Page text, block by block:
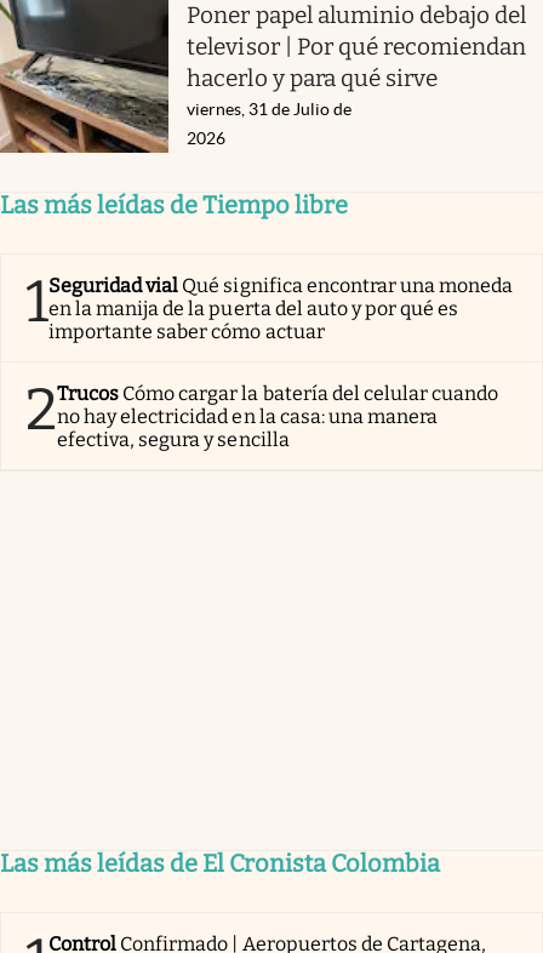
Poner papel aluminio debajo del
televisor | Por qué recomiendan
hacerlo y para qué sirve
viernes, 31 de Julio de
2026
Las más leídas de Tiempo libre
1Seguridad vial Qué significa encontrar una moneda
en la manija de la puerta del auto y por qué es
importante saber cómo actuar
2Trucos Cómo cargar la batería del celular cuando
no hay electricidad en la casa: una manera
efectiva, segura y sencilla
Las más leídas de El Cronista Colombia
Control Confirmado | Aeropuertos de Cartagena,